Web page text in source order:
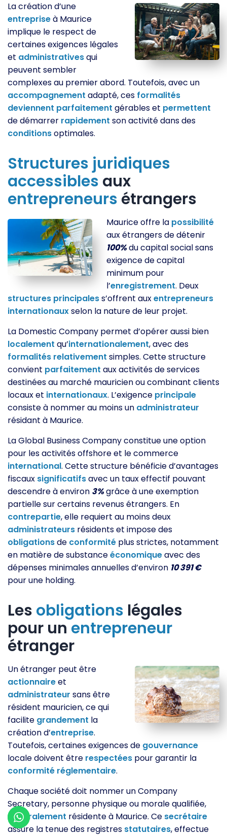
La création d’une
entrepriseà Maurice
implique le respect de
certaines exigences légales
et administrativesqui
peuvent sembler
complexes au premier abord. Toutefois, avec un
accompagnement adapté, ces formalités
deviennent parfaitement gérables et permettent
de démarrer rapidement son activité dans des
conditionsoptimales.
Structures juridiques
accessibles aux
entrepreneurs étrangers
Maurice offre la possibilité
aux étrangers de détenir
100%du capital social sans
exigence de capital
minimum pour
l’enregistrement. Deux
structures principaless’offrent auxentrepreneurs
internationauxselon la nature de leur projet.
La Domestic Company permet d’opérer aussi bien
localement qu’internationalement, avec des
formalités relativement simples. Cette structure
convient parfaitement aux activités de services
destinées au marché mauricien ou combinant clients
locaux et internationaux. L’exigence principale
consiste à nommer au moins un administrateur
résidant à Maurice.
La Global Business Company constitue une option
pour les activités offshore et le commerce
international. Cette structure bénéficie d’avantages
fiscaux significatifsavec un taux effectif pouvant
descendre à environ 3%grâce à une exemption
partielle sur certains revenus étrangers. En
contrepartie, elle requiert au moins deux
administrateurs résidents et impose des
obligationsde conformité plus strictes, notamment
en matière de substanceéconomiqueavec des
dépenses minimales annuelles d’environ 10 391 €
pour une holding.
Les obligations légales
pour un entrepreneur
étranger
Un étranger peut être
actionnaireet
administrateur sans être
résident mauricien, ce qui
facilite grandement la
création d’entreprise.
Toutefois, certaines exigences de gouvernance
locale doivent être respectées pour garantir la
conformité réglementaire.
Chaque société doit nommer un Company
Secretary, personne physique ou morale qualifiée,
généralement résidente à Maurice. Ce secrétaire
assure la tenue des registres statutaires, effectue